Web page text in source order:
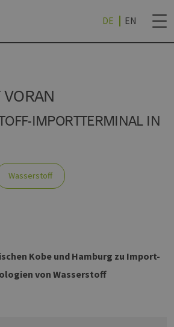
DE EN
IMPORTTERMINAL IN
Wasserstoff
Kobe und Hamburg zu Import-
von Wasserstoff